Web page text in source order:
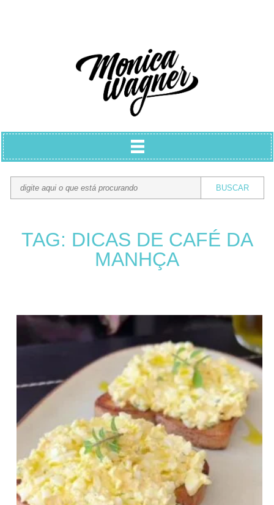
TAG: DICAS DE CAFÉ DA
MANHÇA